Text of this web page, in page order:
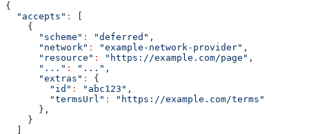
{
  "accepts"
:
    {
      "scheme"
: "deferred" ,
      "network"
: "example-network-provider" ,
      "resource"
: "https://example.com/page" ,
      "..."
: "..." ,
      "extras"
:
{
        "id"
: "abc123" ,
        "termsUrl"
:
"https://example.com/terms"
      },
    }